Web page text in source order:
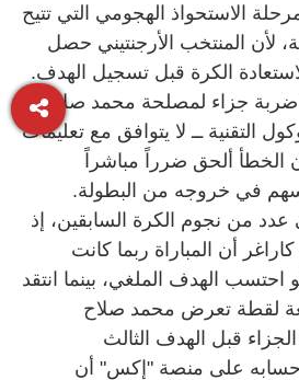
الاستحواذ الهجومي التي تتيح
لأن المنتخب الأرجنتيني حصل
الكرة قبل تسجيل الهدف.
ضربة جزاء لمصلحة محمد صلاح ــ
التقنية ــ لا يتوافق مع تعليمات
الخطأ ألحق ضرراً مباشراً
في خروجه من البطولة.
عدد من نجوم الكرة السابقين، إذ
أن المباراة ربما كانت
الهدف الملغي، بينما انتقد
لقطة تعرض محمد صلاح
قبل الهدف الثالث
حسابه على منصة "إكس" أن